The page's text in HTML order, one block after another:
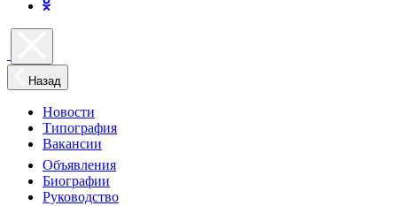
Назад
Новости
Типография
Вакансии
Объявления
Биографии
Руководство